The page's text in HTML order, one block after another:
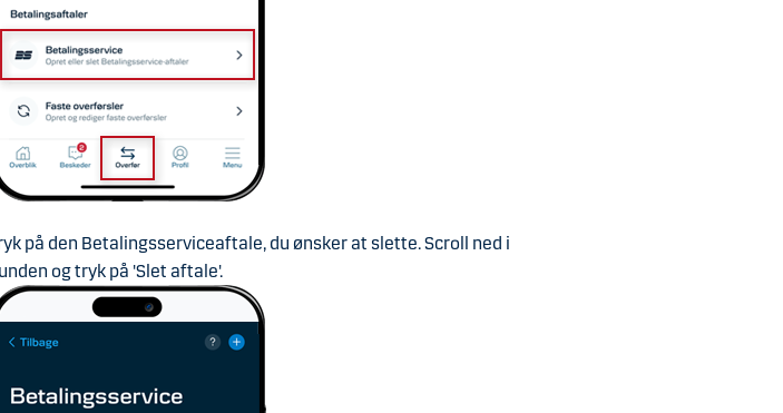
på den Betalingsserviceaftale, du ønsker at slette. Scroll ned i
og tryk på 'Slet aftale'.